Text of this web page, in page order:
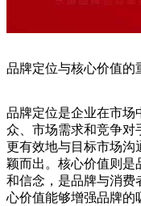
品牌定位与核心价值的
品牌定位是企业在市场
众、市场需求和竞争对
更有效地与目标市场沟
颖而出。核心价值则是
和信念，是品牌与消费
心价值能够增强品牌的